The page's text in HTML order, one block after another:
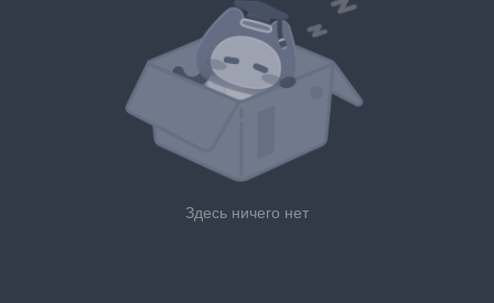
Здесь ничего нет